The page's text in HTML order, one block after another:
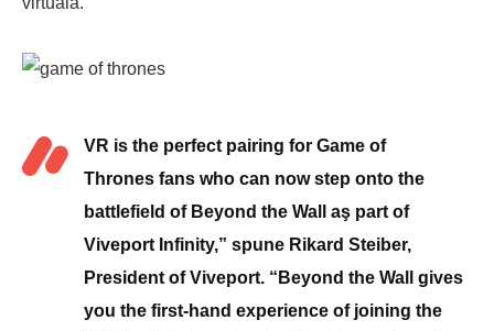
VR is the perfect pairing for Game of
Thrones fans who can now step onto the
battlefield of Beyond the Wall aş part of
Viveport Infinity,” spune Rikard Steiber,
President of Viveport. “Beyond the Wall gives
you the first-hand experience of joining the